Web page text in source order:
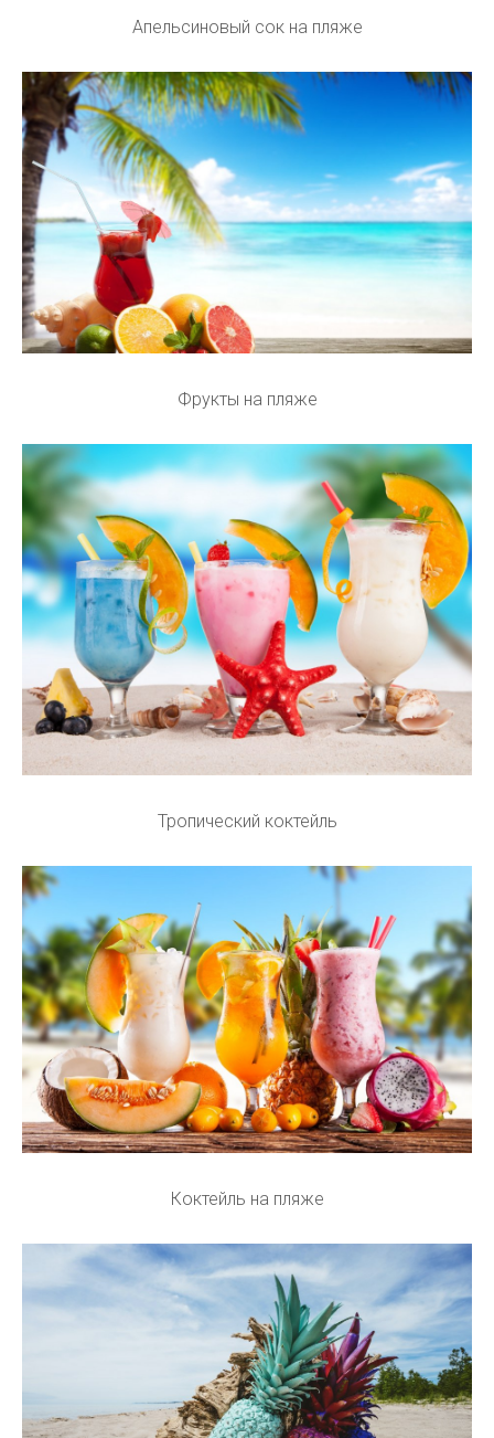
Апельсиновый сок на пляже
Фрукты на пляже
Тропический коктейль
Коктейль на пляже